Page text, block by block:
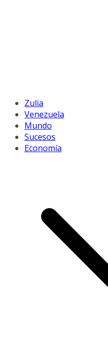
Zulia
Venezuela
Mundo
Sucesos
Economía